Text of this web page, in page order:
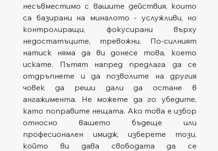
несъвместимо с вашите действия, които
са базирани на миналото - услужливи, но
контролиращи, фокусирани върху
недостатъците, тревожни. По-силният
натиск няма да ви донесе това, което
искате. Пътят напред предлага да се
отдръпнете и да позволите на другия
човек да реши дали да остане в
ангажимента. Не можете да го убедите,
като поправите нещата. Ако това е избор
относно вашето бъдеще или
професионален имидж, изберете този,
който ви дава свободата да се